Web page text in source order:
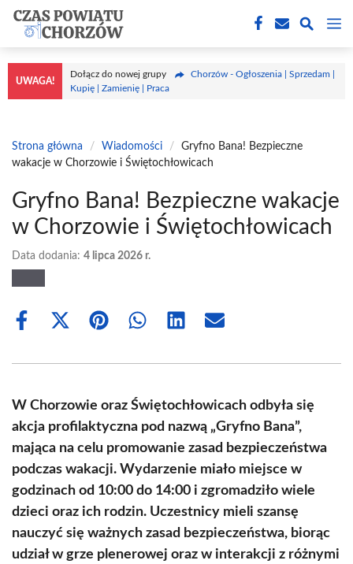
Przejdź
treści
UWAGA!
Dołącz do nowej grupy
Chorzów - Ogłoszenia | Sprzedam |
Kupię | Zamienię | Praca
Strona główna / Wiadomości /
Gryfno Bana! Bezpieczne
wakacje w Chorzowie i Świętochłowicach
Gryfno Bana! Bezpieczne wakacje
w Chorzowie i Świętochłowicach
Data dodania: 4 lipca 2026 r.
Share
Share
(Twitter)
Share Share Share Share
W Chorzowie oraz Świętochłowicach odbyła się
akcja profilaktyczna pod nazwą „Gryfno Bana”,
mająca na celu promowanie zasad bezpieczeństwa
podczas wakacji. Wydarzenie miało miejsce w
godzinach od 10:00 do 14:00 i zgromadziło wiele
dzieci oraz ich rodzin. Uczestnicy mieli szansę
nauczyć się ważnych zasad bezpieczeństwa, biorąc
udział w grze plenerowej oraz w interakcji z różnymi